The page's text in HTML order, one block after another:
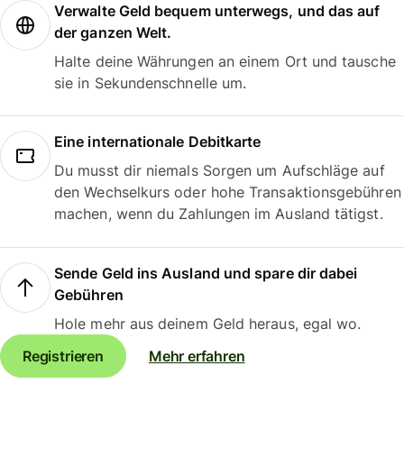
Verwalte Geld bequem unterwegs, und das auf
der ganzen Welt.
Halte deine Währungen an einem Ort und tausche
sie in Sekundenschnelle um.
Eine internationale Debitkarte
Du musst dir niemals Sorgen um Aufschläge auf
den Wechselkurs oder hohe Transaktionsgebühren
machen, wenn du Zahlungen im Ausland tätigst.
Sende Geld ins Ausland und spare dir dabei
Gebühren
Hole mehr aus deinem Geld heraus, egal wo.
Registrieren
Mehr erfahren